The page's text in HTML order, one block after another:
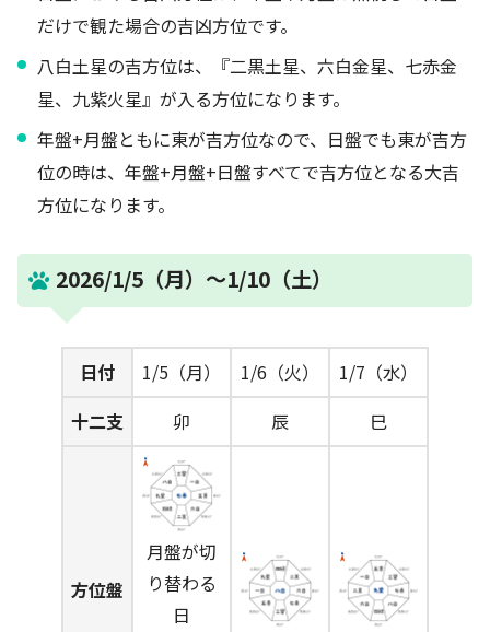
だけで観た場合の吉凶方位です。
八白土星の吉方位は、『二黒土星、六白金星、七赤金
星、九紫火星』が入る方位になります。
年盤+月盤ともに東が吉方位なので、日盤でも東が吉方
位の時は、年盤+月盤+日盤すべてで吉方位となる大吉
方位になります。
2026/1/5（月）～1/10（土）
日付 1/5（月） 1/6（火）
1/7（水）
十二支
卯 辰 巳
方位盤
月盤が切
り替わる
日